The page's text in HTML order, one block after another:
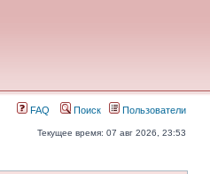
FAQ Поиск Пользователи
Текущее время: 07 авг 2026, 23:53